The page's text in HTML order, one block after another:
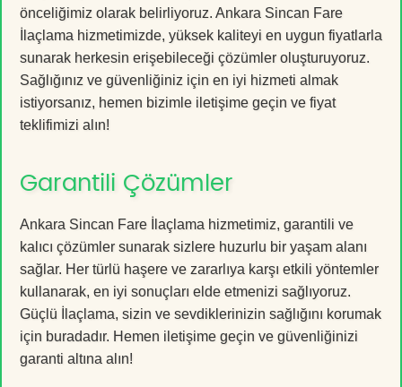
önceliğimiz olarak belirliyoruz. Ankara Sincan Fare
İlaçlama hizmetimizde, yüksek kaliteyi en uygun fiyatlarla
sunarak herkesin erişebileceği çözümler oluşturuyoruz.
Sağlığınız ve güvenliğiniz için en iyi hizmeti almak
istiyorsanız, hemen bizimle iletişime geçin ve fiyat
teklifimizi alın!
Garantili Çözümler
Ankara Sincan Fare İlaçlama hizmetimiz, garantili ve
kalıcı çözümler sunarak sizlere huzurlu bir yaşam alanı
sağlar. Her türlü haşere ve zararlıya karşı etkili yöntemler
kullanarak, en iyi sonuçları elde etmenizi sağlıyoruz.
Güçlü İlaçlama, sizin ve sevdiklerinizin sağlığını korumak
için buradadır. Hemen iletişime geçin ve güvenliğinizi
garanti altına alın!